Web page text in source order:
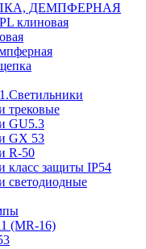
ДЕМПФЕРНАЯ
клиновая
1.Светильники
трековые
GU5.3
GX 53
R-50
класс защиты IP54
светодиодные
(MR-16)